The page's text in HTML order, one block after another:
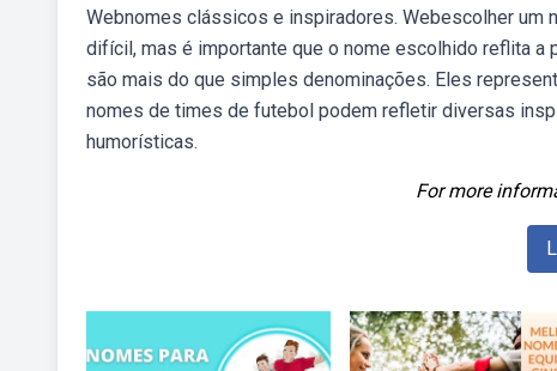
Webnomes clássicos e inspiradores. Webescolher um
difícil, mas é importante que o nome escolhido reflita
são mais do que simples denominações. Eles
nomes de times de futebol podem refletir diversas
humorísticas.
For more